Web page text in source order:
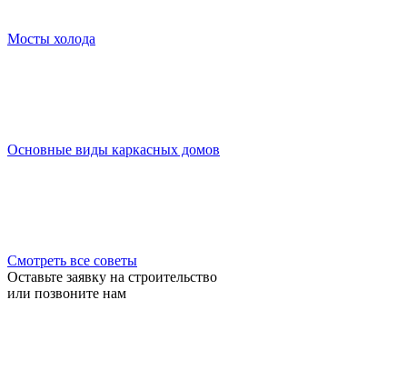
Мосты холода
Основные виды каркасных домов
Смотреть все советы
Оставьте заявку на строительство
или позвоните нам